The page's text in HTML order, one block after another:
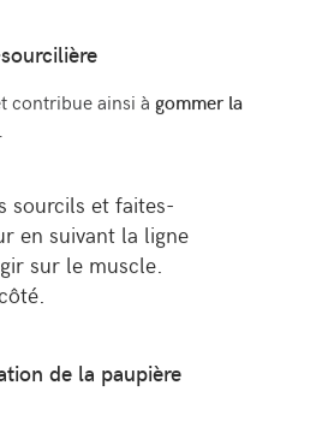
ère
contribue ainsi à gommer la
sourcils et faites-
en suivant la ligne
sur le muscle.
ôté.
de la paupière